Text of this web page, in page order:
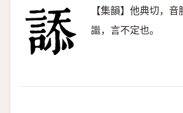
【集韻】他典切，音
䜝，言不定也。